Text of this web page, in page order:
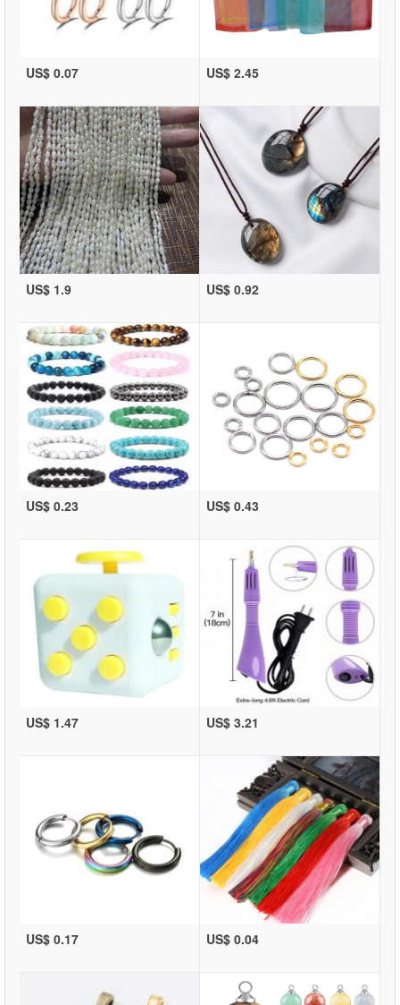
US$ 0.07 US$ 2.45
US$ 1.9 US$ 0.92
US$ 0.23 US$ 0.43
US$ 1.47 US$ 3.21
US$ 0.17 US$ 0.04